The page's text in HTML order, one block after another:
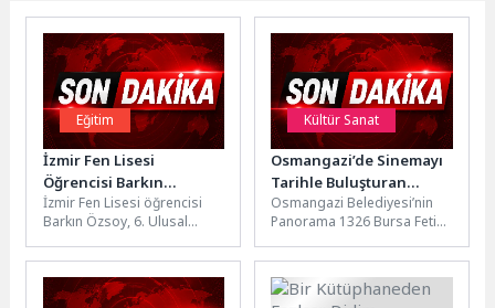
Eğitim
İzmir Fen Lisesi
Öğrencisi Barkın
Özsoy’dan Büyük Başarı
İzmir Fen Lisesi öğrencisi
Barkın Özsoy, 6. Ulusal
Seferi (TASE-6) kapsamında
kutuplarda...
Kültür Sanat
Osmangazi’de Sinemayı
Tarihle Buluşturan
Etkinlik
Osmangazi Belediyesi’nin
Panorama 1326 Bursa Fetih
etkinlikte çocuklar ve aileleri,
müzeyi gezerek tarihe...